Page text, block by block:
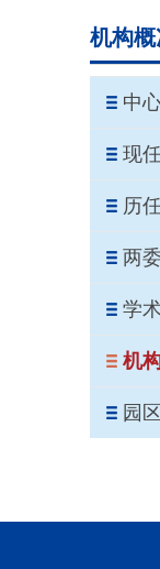
机构
中
现
历
两
学
机
园